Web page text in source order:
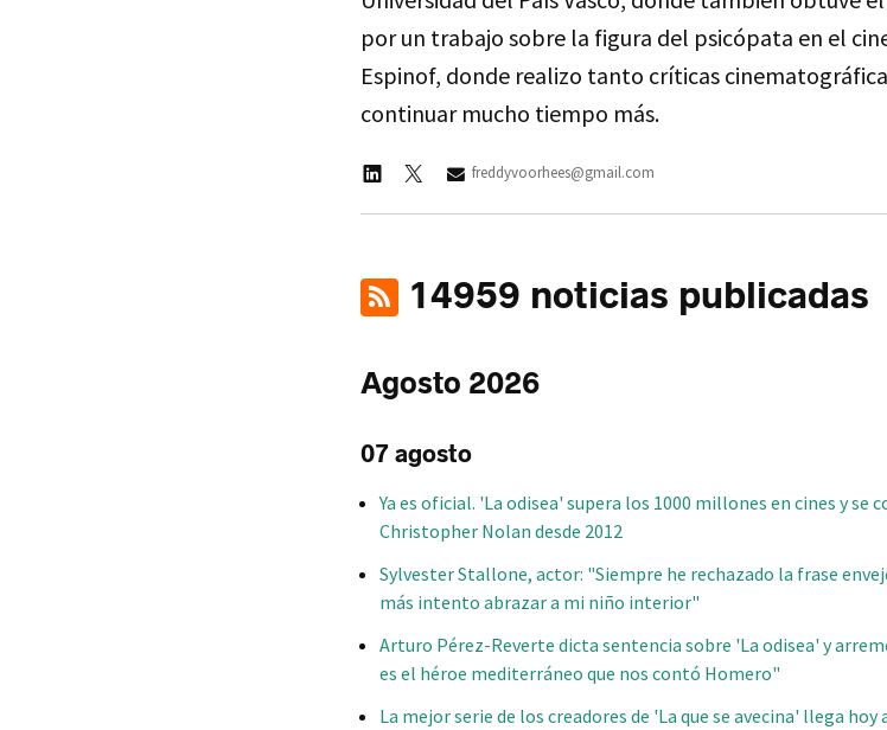
por un trabajo sobre la figura del psicópata en el
Espinof, donde realizo tanto críticas
continuar mucho tiempo más.
freddyvoorhees@gmail.com
14959 noticias publicadas
Agosto 2026
07 agosto
Ya es oficial. 'La odisea' supera los 1000 millones en cines y
Christopher Nolan desde 2012
Sylvester Stallone, actor: "Siempre he rechazado la frase
más intento abrazar a mi niño interior"
Arturo Pérez-Reverte dicta sentencia sobre 'La odisea' y
es el héroe mediterráneo que nos contó Homero"
La mejor serie de los creadores de 'La que se avecina' llega